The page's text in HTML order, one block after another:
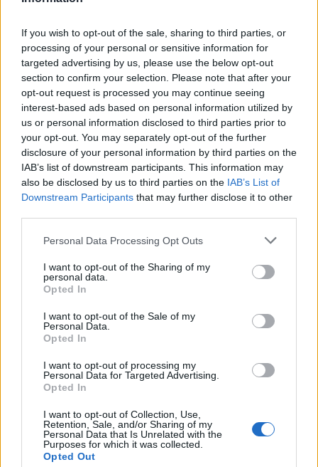
If you wish to opt-out of the sale, sharing to third parties, or
processing of your personal or sensitive information for
targeted advertising by us, please use the below opt-out
section to confirm your selection. Please note that after your
opt-out request is processed you may continue seeing
interest-based ads based on personal information utilized by
us or personal information disclosed to third parties prior to
your opt-out. You may separately opt-out of the further
disclosure of your personal information by third parties on the
IAB’s list of downstream participants. This information may
also be disclosed by us to third parties on the IAB’s List of
Downstream Participants that may further disclose it to other
Personal Data Processing Opt Outs
I want to opt-out of the Sharing of my
personal data.
Opted In
I want to opt-out of the Sale of my
Personal Data.
Opted In
I want to opt-out of processing my
Personal Data for Targeted Advertising.
Opted In
I want to opt-out of Collection, Use,
Retention, Sale, and/or Sharing of my
Personal Data that Is Unrelated with the
Purposes for which it was collected.
Opted Out
orë në dorë, kush është
mashkulli që shoqëron
Luana Vjollcën me
pushime?!
Imerit dhe aktores turke
Su Burcu? Detaji që ngriti
E bujshme në Itali, Maldini
rrëfen të vërtetën e plotë
pas dorëheqjes:
Presidenti Malago na tha
mos prekni…
Krujës vihet nën kontroll/
Mbrojtja: Aktualisht një
vatër aktive